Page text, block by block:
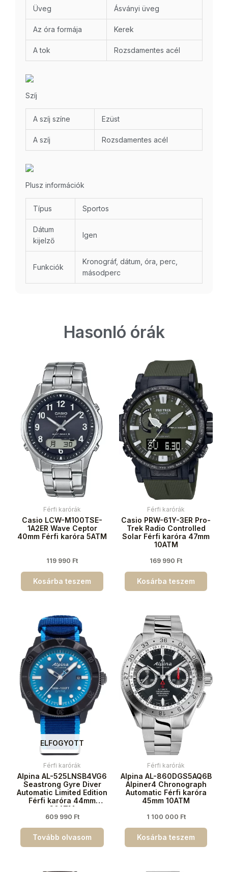
Üveg Ásványi üveg
Az óra formája Kerek
A tok Rozsdamentes acél
Szíj
A szíj színe Ezüst
A szíj Rozsdamentes acél
Plusz információk
Típus Sportos
Dátum
kijelző
Igen
Funkciók
Kronográf, dátum, óra, perc,
másodperc
Hasonló órák
Férfi karórák
Casio LCW-M100TSE-
1A2ER Wave Ceptor
40mm Férfi karóra 5ATM
119 990 Ft
Kosárba teszem
Férfi karórák
Casio PRW-61Y-3ER Pro-
Trek Radio Controlled
Solar Férfi karóra 47mm
10ATM
169 990 Ft
Kosárba teszem
ELFOGYOTT
Férfi karórák
Alpina AL-525LNSB4VG6
Seastrong Gyre Diver
Automatic Limited Edition
Férfi karóra 44mm
30ATM
609 990 Ft
Tovább olvasom
Férfi karórák
Alpina AL-860DGS5AQ6B
Alpiner4 Chronograph
Automatic Férfi karóra
45mm 10ATM
1 100 000 Ft
Kosárba teszem